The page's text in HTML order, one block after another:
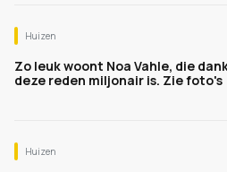
Huizen
Zo leuk woont Noa Vahle, die
deze reden miljonair is. Zie foto's
Huizen